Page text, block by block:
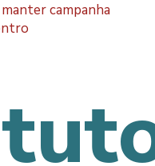
campanha